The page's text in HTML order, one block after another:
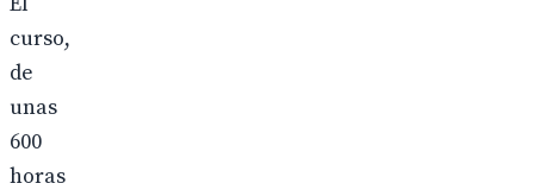
curso,
de
unas
600
horas